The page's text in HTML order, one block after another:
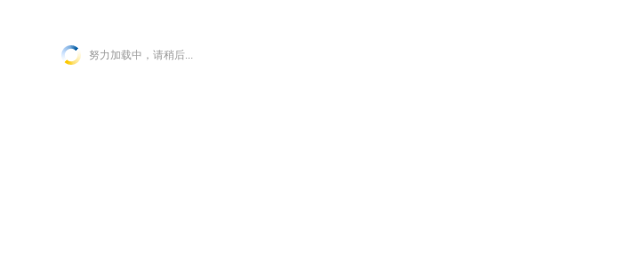
努力加载中，请稍后...